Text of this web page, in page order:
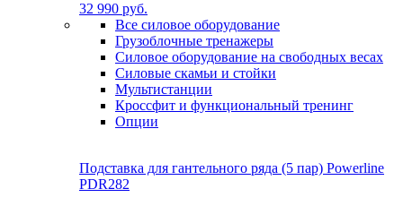
32 990 руб.
Все силовое оборудование
Грузоблочные тренажеры
Силовое оборудование на свободных весах
Силовые скамьи и стойки
Мультистанции
Кроссфит и функциональный тренинг
Опции
Подставка для гантельного ряда (5 пар) Powerline
PDR282